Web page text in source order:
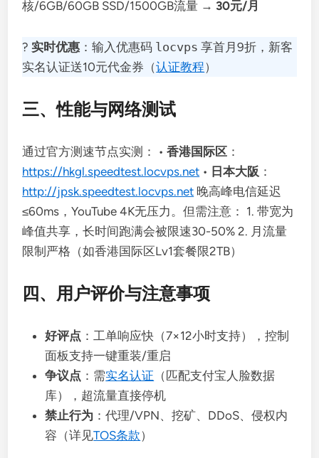
核/6GB/60GB SSD/1500GB流量 → 30元/月
? 实时优惠 ：输入优惠码 locvps 享首月9折，新客
实名认证送10元代金券（认证教程）
三、性能与网络测试
通过官方测速节点实测： •香港国际区 ：
https://hkgl.speedtest.locvps.net • 日本大阪 ：
http://jpsk.speedtest.locvps.net 晚高峰电信延迟
≤60ms，YouTube 4K无压力。但需注意： 1. 带宽为
峰值共享，长时间跑满会被限速30-50% 2. 月流量
限制严格（如香港国际区Lv1套餐限2TB）
四、用户评价与注意事项
好评点 ：工单响应快（7×12小时支持），控制
面板支持一键重装/重启
争议点 ：需实名认证 （匹配支付宝人脸数据
库），超流量直接停机
禁止行为 ：代理/VPN、挖矿、DDoS、侵权内
容（详见TOS条款）